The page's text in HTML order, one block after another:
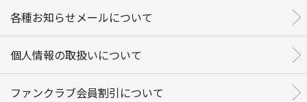
各種お知らせメールについて
個人情報の取扱いについて
ファンクラブ会員割引について